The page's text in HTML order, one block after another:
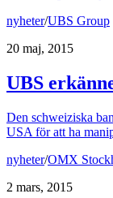
nyheter/UBS Group
20 maj, 2015
UBS
Den schweiziska
USA för att ha
nyheter/OMX
2 mars, 2015